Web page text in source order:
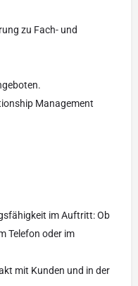
zu Fach- und
Management
im Auftritt: Ob
Telefon oder im
mit Kunden und in der